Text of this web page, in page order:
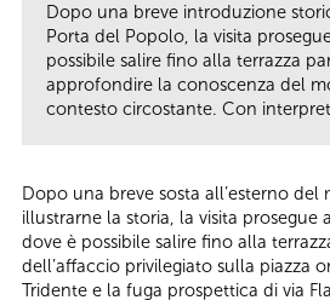
Dopo una breve introduzione
Porta del Popolo, la visita
possibile salire fino alla terrazza
approfondire la conoscenza del
contesto circostante. Con
Dopo una breve sosta all’esterno
illustrarne la storia, la visita prosegue
dove è possibile salire fino alla
dell’affaccio privilegiato sulla piazza
Tridente e la fuga prospettica di via